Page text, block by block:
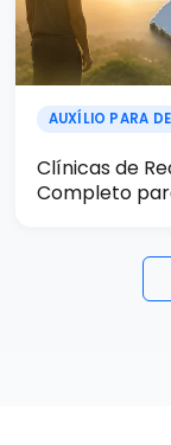
AUXÍLIO PARA
Clínicas de
Completo